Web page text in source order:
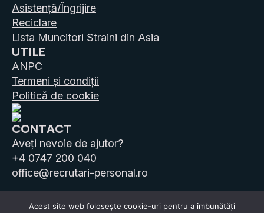
Asistență/Îngrijire
Reciclare
Lista Muncitori Straini din Asia
UTILE
ANPC
Termeni și condiții
Politică de cookie
CONTACT
Aveți nevoie de ajutor?
+4 0747 200 040
office@recrutari-personal.ro
Acest site web folosește cookie-uri pentru a îmbunătăți